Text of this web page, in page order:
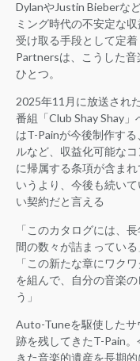
DylanやJustin Bieberな
ミング時代の不安定な
受け取る手段として定
Partnersは、こうした
ひとつ。
2025年11月に放送され
番組「Club Shay Shay
はT-Painが今後制作す
ルなど、収益化可能な
に帰属する条項が含ま
いうより、今後も続い
い契約だと言える
「このカタログには、
間の数々が詰まっている
「この新たな章にワク
を組んで、自分の音楽
う」
Auto-Tuneを駆使したサ
跡を残してきたT-Pain
きた音楽的遺産を長期